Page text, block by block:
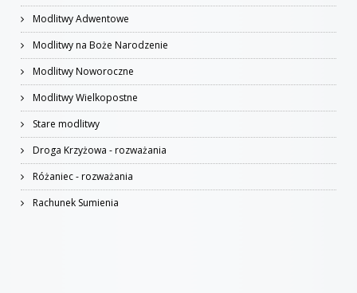
Modlitwy Adwentowe
Modlitwy na Boże Narodzenie
Modlitwy Noworoczne
Modlitwy Wielkopostne
Stare modlitwy
Droga Krzyżowa - rozważania
Różaniec - rozważania
Rachunek Sumienia